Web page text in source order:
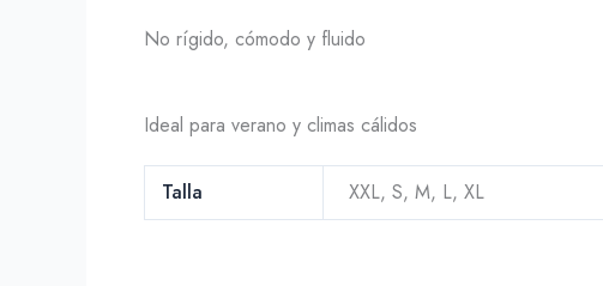
No rígido, cómodo y fluido
Ideal para verano y climas cálidos
Talla XXL, S, M, L, XL